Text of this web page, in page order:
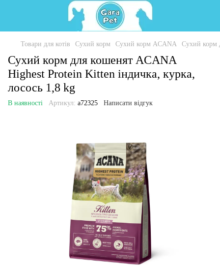
Товари для котів Сухий корм Сухий корм ACANA Сухий корм
Сухий корм для кошенят ACANA
Highest Protein Kitten індичка, курка,
лосось 1,8 kg
В наявності Артикул: a72325 Написати відгук